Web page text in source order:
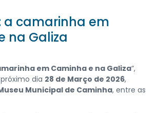
a camarinha em
na Galiza
em Caminha e na Galiza“,
dia 28 de Março de 2026,
Municipal de Caminha, entre as